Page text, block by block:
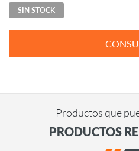
SIN STOCK
Productos que
PRODUCTOS